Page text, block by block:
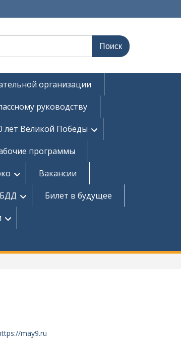
организации
руководству
лет Великой Победы
программы
Вакансии
БДД
Билет в будущее
may9.ru